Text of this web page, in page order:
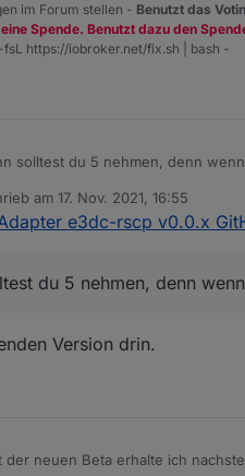
im Forum stellen - Benutzt das
Spende. Benutzt dazu den
https://iobroker.net/fix.sh | bash -
solltest du 5 nehmen, denn
am 17. Nov. 2021, 16:55
editiert von
e3dc-rscp v0.0.x
du 5 nehmen, denn
Version drin.
der neuen Beta erhalte ich